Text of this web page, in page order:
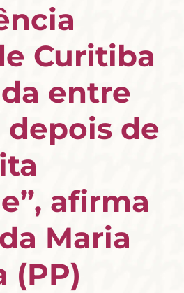
Curitiba
entre
depois de
afirma
Maria
(PP)